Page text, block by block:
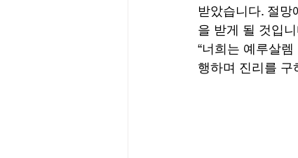
받았습니다. 절
을 받게 될 것입
“너희는 예루살
행하며 진리를 구